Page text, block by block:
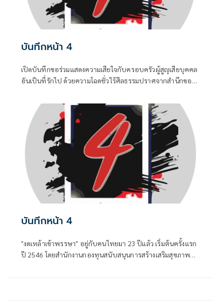
บันทึกหน้า 4
เปิดบันทึกขอร่วมแสดงความเสียใจกับครอบครัวผู้สูญเสียบุคคล
อันเป็นที่รักไป ด้วยความโฉดชั่วไร้ศีลธรรมปราศจากสำนึกของ
บันทึกหน้า 4
"งดเหล้าเข้าพรรษา" อยู่กับคนไทยมา 23 ปีแล้ว เริ่มต้นครั้งแรก
ปี 2546 โดยสำนักงานกองทุนสนับสนุนการสร้างเสริมสุขภาพ